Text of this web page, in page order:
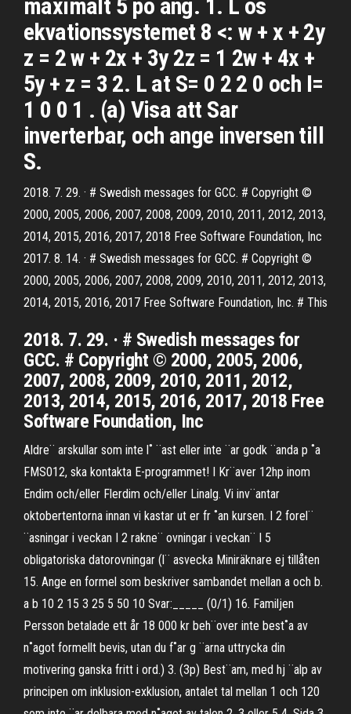
maximalt 5 po ang. 1. L os
ekvationssystemet 8 <: w + x + 2y
z = 2 w + 2x + 3y 2z = 1 2w + 4x +
5y + z = 3 2. L at S= 0 2 2 0 och I=
1 0 0 1 . (a) Visa att Sar
inverterbar, och ange inversen till
S.
2018. 7. 29. · # Swedish messages for GCC. # Copyright ©
2000, 2005, 2006, 2007, 2008, 2009, 2010, 2011, 2012, 2013,
2014, 2015, 2016, 2017, 2018 Free Software Foundation, Inc
2017. 8. 14. · # Swedish messages for GCC. # Copyright ©
2000, 2005, 2006, 2007, 2008, 2009, 2010, 2011, 2012, 2013,
2014, 2015, 2016, 2017 Free Software Foundation, Inc. # This
2018. 7. 29. · # Swedish messages for
GCC. # Copyright © 2000, 2005, 2006,
2007, 2008, 2009, 2010, 2011, 2012,
2013, 2014, 2015, 2016, 2017, 2018 Free
Software Foundation, Inc
Aldre¨ arskullar som inte l˚ ¨ast eller inte ¨ar godk ¨anda p ˚a
FMS012, ska kontakta E-programmet! I Kr¨aver 12hp inom
Endim och/eller Flerdim och/eller Linalg. Vi inv¨antar
oktobertentorna innan vi kastar ut er fr ˚an kursen. I 2 forel¨
¨asningar i veckan I 2 rakne¨ ovningar i veckan¨ I 5
obligatoriska datorovningar (l¨ asvecka Miniräknare ej tillåten
15. Ange en formel som beskriver sambandet mellan a och b.
a b 10 2 15 3 25 5 50 10 Svar:_____ (0/1) 16. Familjen
Persson betalade ett år 18 000 kr beh¨over inte best˚a av
n˚agot formellt bevis, utan du f˚ar g ¨arna uttrycka din
motivering ganska fritt i ord.) 3. (3p) Best¨am, med hj ¨alp av
principen om inklusion-exklusion, antalet tal mellan 1 och 120